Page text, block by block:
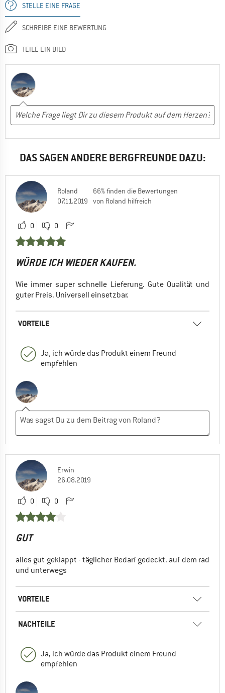
STELLE EINE FRAGE
SCHREIBE EINE BEWERTUNG
TEILE EIN BILD
DAS SAGEN ANDERE BERGFREUNDE DAZU:
Roland
07.11.2019
66% finden die Bewertungen
von Roland hilfreich
0 0
WÜRDE ICH WIEDER KAUFEN.
Wie immer super schnelle Lieferung. Gute Qualität und
guter Preis. Universell einsetzbar.
VORTEILE
Ja, ich würde das Produkt einem Freund
empfehlen
Erwin
26.08.2019
0 0
GUT
alles gut geklappt - täglicher Bedarf gedeckt. auf dem rad
und unterwegs
VORTEILE
NACHTEILE
Ja, ich würde das Produkt einem Freund
empfehlen